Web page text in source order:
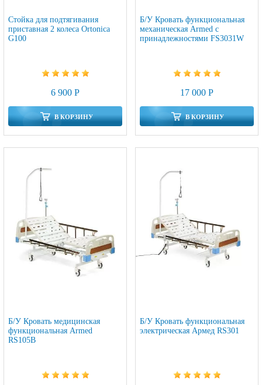
Стойка для подтягивания
приставная 2 колеса Ortonica
G100
6 900 Р
В КОРЗИНУ
Б/У Кровать функциональная
механическая Armed с
принадлежностями FS3031W
17 000 Р
В КОРЗИНУ
Б/У Кровать медицинская
функциональная Armed
RS105B
Б/У Кровать функциональная
электрическая Армед RS301